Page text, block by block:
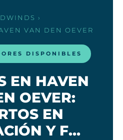
›
VAN DEN OEVER
DISPONIBLES
EN HAVEN
OEVER:
EN
Y F…